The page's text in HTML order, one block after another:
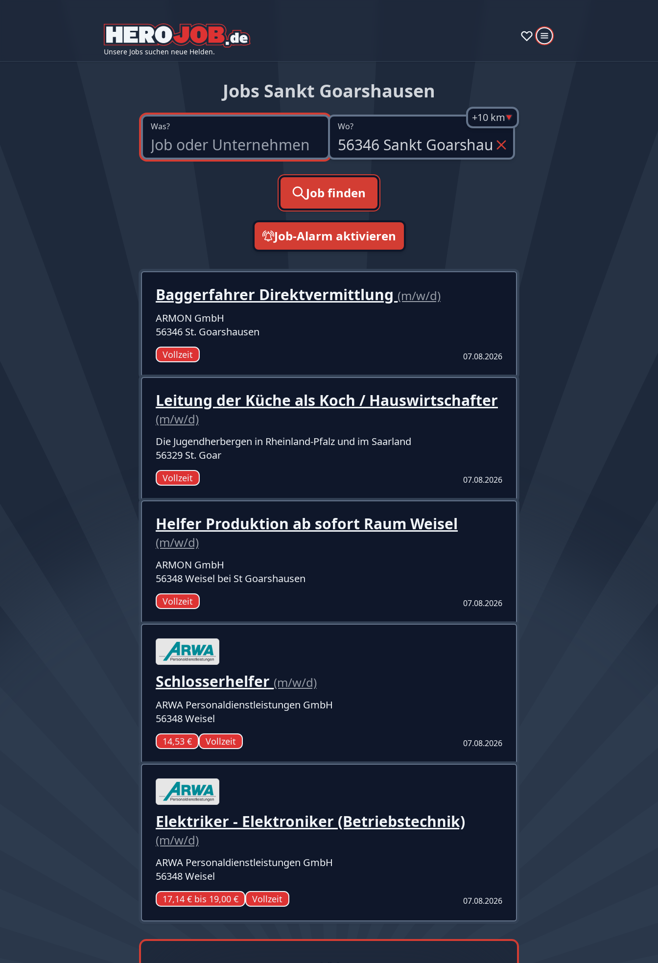
Unsere Jobs suchen neue Helden.
Jobs Sankt Goarshausen
Was? Wo?
+10 km
Job finden
Job-Alarm aktivieren
Baggerfahrer Direktvermittlung (m/w/d)
ARMON GmbH
56346 St. Goarshausen
Vollzeit 07.08.2026
Leitung der Küche als Koch / Hauswirtschafter
(m/w/d)
Die Jugendherbergen in Rheinland-Pfalz und im Saarland
56329 St. Goar
Vollzeit 07.08.2026
Helfer Produktion ab sofort Raum Weisel
(m/w/d)
ARMON GmbH
56348 Weisel bei St Goarshausen
Vollzeit 07.08.2026
Schlosserhelfer (m/w/d)
ARWA Personaldienstleistungen GmbH
56348 Weisel
14,53 € Vollzeit 07.08.2026
Elektriker - Elektroniker (Betriebstechnik)
(m/w/d)
ARWA Personaldienstleistungen GmbH
56348 Weisel
17,14 € bis 19,00 € Vollzeit 07.08.2026